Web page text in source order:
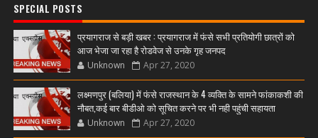
SPECIAL POSTS
प्रयागराज से बड़ी खबर : प्रयागराज में फंसे सभी प्रतियोगी छात्रों को
आज भेजा जा रहा है रोडवेज से उनके गृह जनपद
Unknown Apr 27, 2020
लक्ष्मणपुर (बलिया) में फंसे राजस्थान के 4 व्यक्ति के सामने फांकाकशी की
नौबत,कई बार बीडीओ को सूचित करने पर भी नही पहुंची सहायता
Unknown Apr 27, 2020